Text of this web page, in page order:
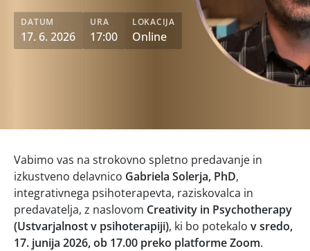
DATUM
17. 6. 2026
URA
17:00
LOKACIJA
Online
Vabimo vas na strokovno spletno predavanje in
izkustveno delavnico Gabriela Solerja, PhD,
integrativnega psihoterapevta, raziskovalca in
predavatelja, z naslovom Creativity in Psychotherapy
(Ustvarjalnost v psihoterapiji), ki bo potekalo v sredo,
17. junija 2026, ob 17.00 preko platforme Zoom.